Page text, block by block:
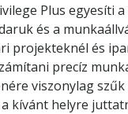
Plus egyesíti
és a
projekteknél és
precíz
viszonylag
kívánt helyre